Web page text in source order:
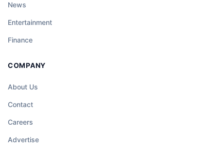
News
Entertainment
Finance
COMPANY
About Us
Contact
Careers
Advertise